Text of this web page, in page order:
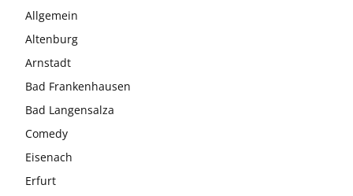
Allgemein
Altenburg
Arnstadt
Bad Frankenhausen
Bad Langensalza
Comedy
Eisenach
Erfurt